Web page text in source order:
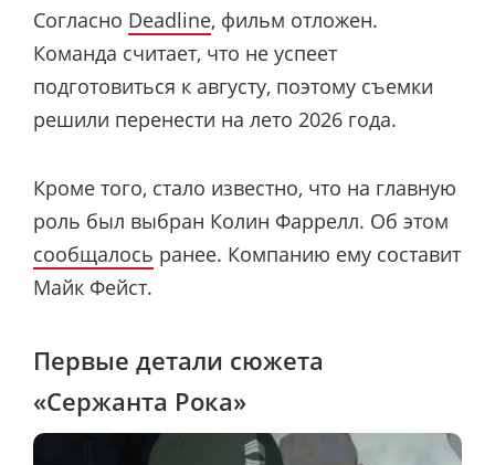
Согласно Deadline, фильм отложен.
Команда считает, что не успеет
подготовиться к августу, поэтому съемки
решили перенести на лето 2026 года.
Кроме того, стало известно, что на главную
роль был выбран Колин Фаррелл. Об этом
сообщалось ранее. Компанию ему составит
Майк Фейст.
Первые детали сюжета
«Сержанта Рока»